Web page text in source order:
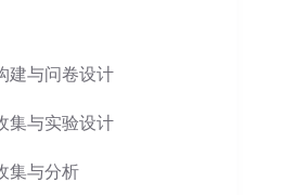
建与问卷设计
集与实验设计
集与分析